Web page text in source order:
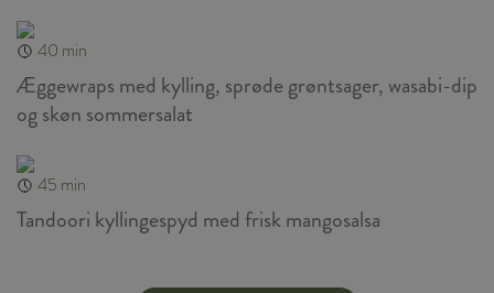
40 min
Æggewraps med kylling, sprøde grøntsager, wasabi-dip
og skøn sommersalat
45 min
Tandoori kyllingespyd med frisk mangosalsa